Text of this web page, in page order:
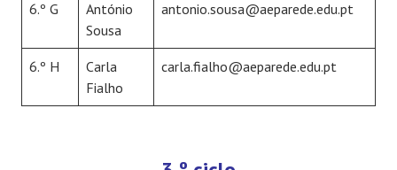
6.º G
António
Sousa
antonio.sousa@aeparede.edu.pt
6.º H
Carla
Fialho
carla.fialho@aeparede.edu.pt